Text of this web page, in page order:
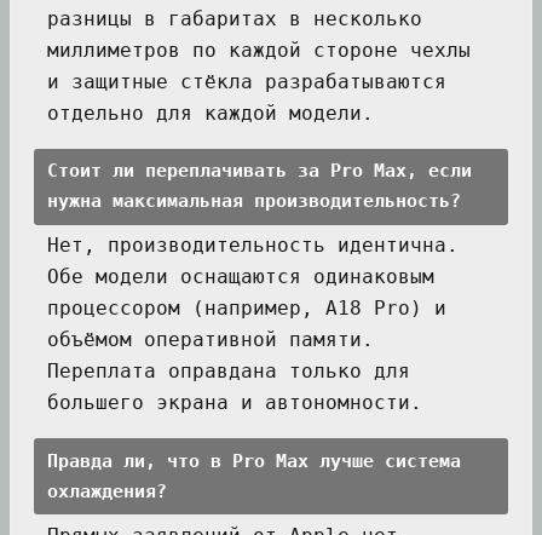
разницы в габаритах в несколько
миллиметров по каждой стороне чехлы
и защитные стёкла разрабатываются
отдельно для каждой модели.
Стоит ли переплачивать за Pro Max, если
нужна максимальная производительность?
Нет, производительность идентична.
Обе модели оснащаются одинаковым
процессором (например, A18 Pro) и
объёмом оперативной памяти.
Переплата оправдана только для
большего экрана и автономности.
Правда ли, что в Pro Max лучше система
охлаждения?